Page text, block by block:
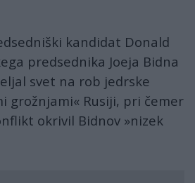
kandidat Donald
predsednika Joeja Bidna
svet na rob jedrske
grožnjami« Rusiji, pri čemer
okrivil Bidnov »nizek